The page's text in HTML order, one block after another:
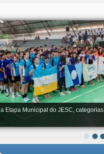
Etapa Municipal do JESC,